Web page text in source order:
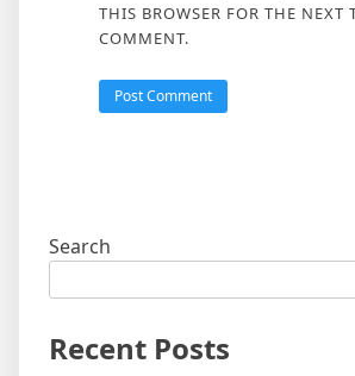
THIS BROWSER FOR THE NEXT
COMMENT.
Search
Recent Posts